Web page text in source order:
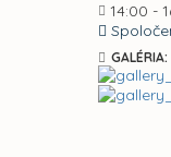
14:00 -
GALÉRIA: